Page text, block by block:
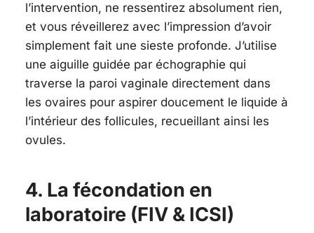
l’intervention, ne ressentirez absolument rien,
et vous réveillerez avec l’impression d’avoir
simplement fait une sieste profonde. J’utilise
une aiguille guidée par échographie qui
traverse la paroi vaginale directement dans
les ovaires pour aspirer doucement le liquide à
l’intérieur des follicules, recueillant ainsi les
ovules.
4. La fécondation en
laboratoire (FIV & ICSI)